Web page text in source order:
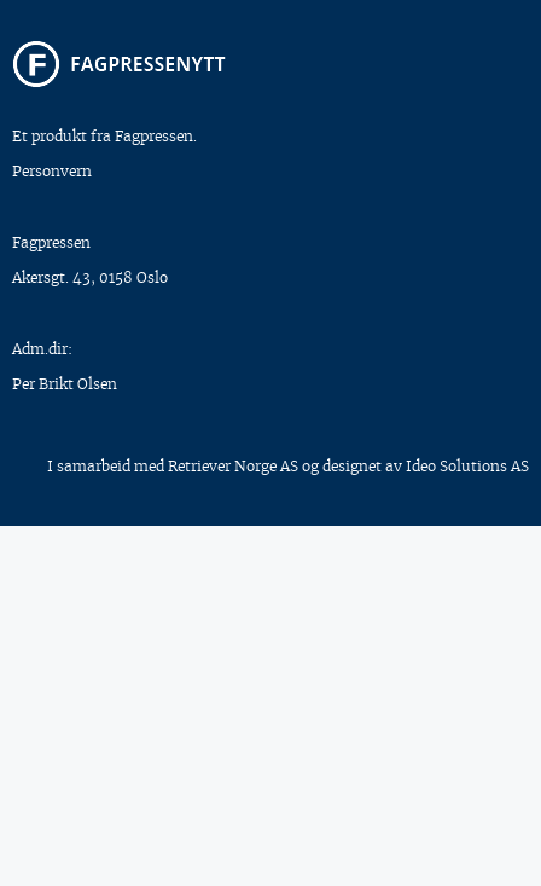
Et produkt fra Fagpressen.
Personvern
Fagpressen
Akersgt. 43, 0158 Oslo
Adm.dir:
Per Brikt Olsen
I samarbeid med Retriever Norge AS og designet av Ideo Solutions AS